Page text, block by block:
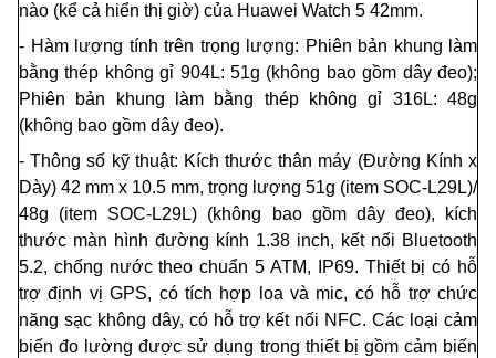
nào (kể cả hiển thị giờ) của Huawei Watch 5 42mm.
- Hàm lượng tính trên trọng lượng: Phiên bản khung làm
bằng thép không gỉ 904L: 51g (không bao gồm dây đeo);
Phiên bản khung làm bằng thép không gỉ 316L: 48g
(không bao gồm dây đeo).
- Thông số kỹ thuật: Kích thước thân máy (Đường Kính x
Dày) 42 mm x 10.5 mm, trọng lượng 51g (item SOC-L29L)/
48g (item SOC-L29L) (không bao gồm dây đeo), kích
thước màn hình đường kính 1.38 inch, kết nối Bluetooth
5.2, chống nước theo chuẩn 5 ATM, IP69. Thiết bị có hỗ
trợ định vị GPS, có tích hợp loa và mic, có hỗ trợ chức
năng sạc không dây, có hỗ trợ kết nối NFC. Các loại cảm
biến đo lường được sử dụng trong thiết bị gồm cảm biến